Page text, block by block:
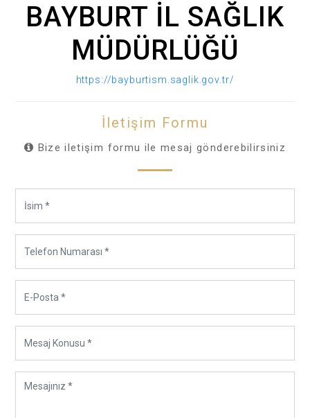
BAYBURT İL SAĞLIK
MÜDÜRLÜĞÜ
https://bayburtism.saglik.gov.tr/
İletişim Formu
Bize iletişim formu ile mesaj gönderebilirsiniz